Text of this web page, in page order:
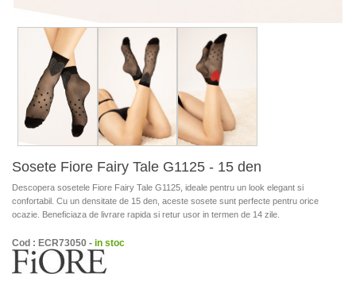
Sosete Fiore Fairy Tale G1125 - 15 den
Descopera sosetele Fiore Fairy Tale G1125, ideale pentru un look elegant si
confortabil. Cu un densitate de 15 den, aceste sosete sunt perfecte pentru orice
ocazie. Beneficiaza de livrare rapida si retur usor in termen de 14 zile.
Cod : ECR73050 - in stoc